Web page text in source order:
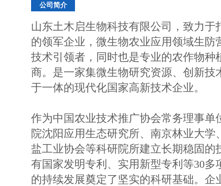
公司简介
山东土木启生物科技有限公司，致力
的领军企业，微生物农业应用领域生
技术引领者，同时也是专业的农作物种
商。是一家集微生物研究资源、创新技
于一体的现代化国家高新技术企业。
作为中国农业技术推广协会常务理事单
院沈阳应用生态研究所、南京林业大
盐工业协会等科研院所建立长期稳固的
有国家发明专利、实用新型专利等30
的持续发展奠定了坚实的科研基础。企